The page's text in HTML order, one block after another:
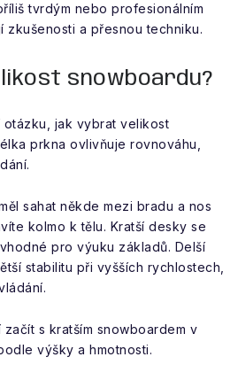
tvrdým nebo profesionálním
zkušenosti a přesnou techniku.
snowboardu?
jak vybrat velikost
prkna ovlivňuje rovnováhu,
sahat někde mezi bradu a nos
kolmo k tělu. Kratší desky se
pro výuku základů. Delší
stabilitu při vyšších rychlostech,
s kratším snowboardem v
výšky a hmotnosti.